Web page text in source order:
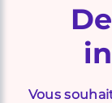
Vous